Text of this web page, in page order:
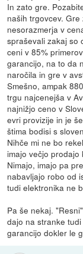
In zato gre.
naših trgovcev.
nesorazmerja v
spraševali zakaj so
ceni v 85%
garancijo, na to da
naročila in gre v
Smešno, ampak
trgu najcenejša v
najnižjo ceno v
evri provizije in je
štima bodisi s
Nihče mi ne bo
imajo večjo prodajo
Nimajo, imajo pa
nabavljajo robo od
tudi elektronika ne
Pa še nekaj.
dajo na stranke
garancijo dokler le